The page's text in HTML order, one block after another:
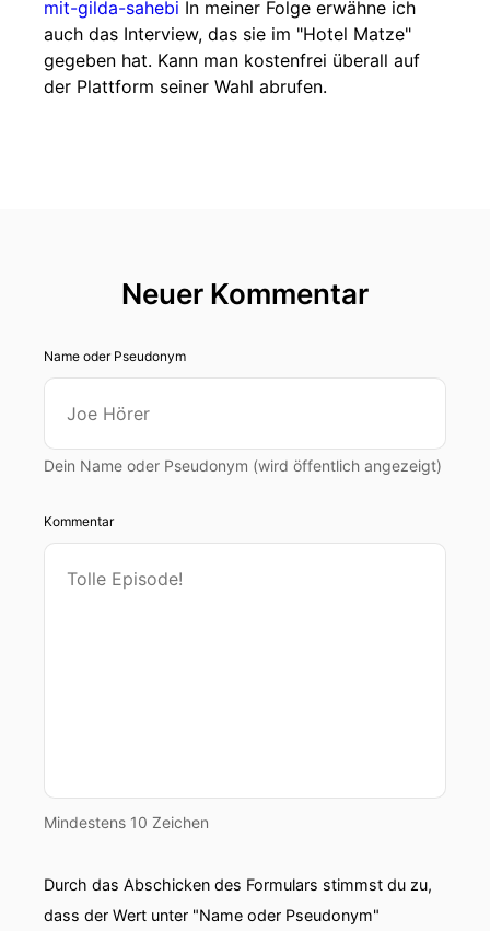
mit-gilda-sahebi In meiner Folge erwähne ich
auch das Interview, das sie im "Hotel Matze"
gegeben hat. Kann man kostenfrei überall auf
der Plattform seiner Wahl abrufen.
Neuer Kommentar
Name oder Pseudonym
Dein Name oder Pseudonym (wird öffentlich angezeigt)
Kommentar
Mindestens 10 Zeichen
Durch das Abschicken des Formulars stimmst du zu,
dass der Wert unter "Name oder Pseudonym"